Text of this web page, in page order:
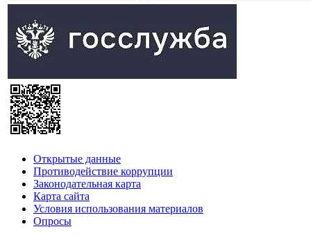
Открытые данные
Противодействие коррупции
Законодательная карта
Карта сайта
Условия использования материалов
Опросы